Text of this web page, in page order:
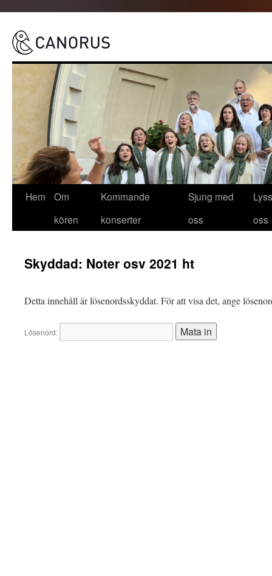
Canorus
Hoppa
Hem
Om
kören
Kommande
konserter
Sjung med
oss
oss
Skyddad: Noter osv 2021 ht
Detta innehåll är lösenordsskyddat. För att visa det, ange
Lösenord: